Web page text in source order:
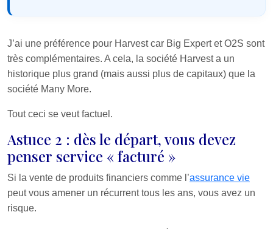
J’ai une préférence pour Harvest car Big Expert et O2S sont
très complémentaires. A cela, la société Harvest a un
historique plus grand (mais aussi plus de capitaux) que la
société Many More.
Tout ceci se veut factuel.
Astuce 2 : dès le départ, vous devez
penser service « facturé »
Si la vente de produits financiers comme l’assurance vie
peut vous amener un récurrent tous les ans, vous avez un
risque.